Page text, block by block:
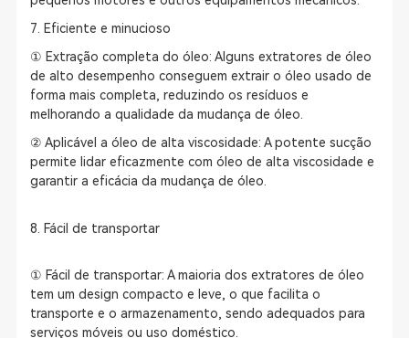
7. Eficiente e minucioso
① Extração completa do óleo: Alguns extratores de óleo
de alto desempenho conseguem extrair o óleo usado de
forma mais completa, reduzindo os resíduos e
melhorando a qualidade da mudança de óleo.
② Aplicável a óleo de alta viscosidade: A potente sucção
permite lidar eficazmente com óleo de alta viscosidade e
garantir a eficácia da mudança de óleo.
8. Fácil de transportar
① Fácil de transportar: A maioria dos extratores de óleo
tem um design compacto e leve, o que facilita o
transporte e o armazenamento, sendo adequados para
serviços móveis ou uso doméstico.